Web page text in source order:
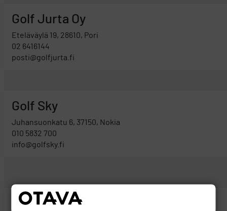
Golf Jurta Oy
Eteläväylä 19, 28610, Pori
02 6416144
posti@golfjurta.fi
Golf Sky
Juhansuonkatu 6, 37150, Nokia
010 5832 700
info@golfsky.fi
Golfpoint